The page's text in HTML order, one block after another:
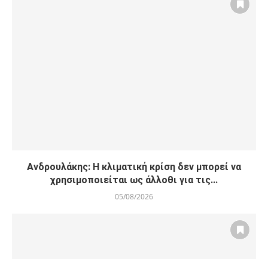
Ανδρουλάκης: Η κλιματική κρίση δεν μπορεί να
χρησιμοποιείται ως άλλοθι για τις...
05/08/2026